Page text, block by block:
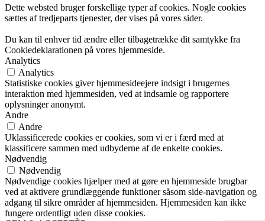
Dette websted bruger forskellige typer af cookies. Nogle cookies
sættes af tredjeparts tjenester, der vises på vores sider.
Du kan til enhver tid ændre eller tilbagetrække dit samtykke fra
Cookiedeklarationen på vores hjemmeside.
Analytics
Analytics
Statistiske cookies giver hjemmesideejere indsigt i brugernes
interaktion med hjemmesiden, ved at indsamle og rapportere
oplysninger anonymt.
Andre
Andre
Uklassificerede cookies er cookies, som vi er i færd med at
klassificere sammen med udbyderne af de enkelte cookies.
Nødvendig
Nødvendig
Nødvendige cookies hjælper med at gøre en hjemmeside brugbar
ved at aktivere grundlæggende funktioner såsom side-navigation og
adgang til sikre områder af hjemmesiden. Hjemmesiden kan ikke
fungere ordentligt uden disse cookies.